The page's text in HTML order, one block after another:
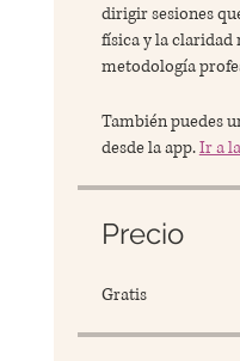
dirigir sesiones
física y la claridad
metodología
También puedes
desde la app.Ir a
Precio
Gratis